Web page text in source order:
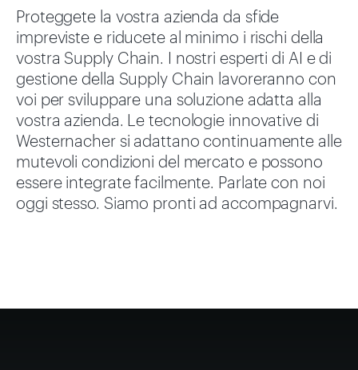
Proteggete la vostra azienda da sfide
impreviste e riducete al minimo i rischi della
vostra Supply Chain. I nostri esperti di AI e di
gestione della Supply Chain lavoreranno con
voi per sviluppare una soluzione adatta alla
vostra azienda. Le tecnologie innovative di
Westernacher si adattano continuamente alle
mutevoli condizioni del mercato e possono
essere integrate facilmente. Parlate con noi
oggi stesso. Siamo pronti ad accompagnarvi.